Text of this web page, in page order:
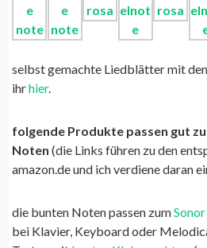
selbst gemachte Liedblätter mit
ihrhier.
folgende Produkte passen gut
Noten (die Links führen zu den
amazon.de und ich verdiene daran
die bunten Noten passen zum
bei Klavier, Keyboard oder